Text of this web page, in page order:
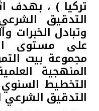
ألمانيا
ماليزيا
تركيا
تركيا ) ، بهدف
التدقيق
وتبادل الخبرات
على مستوى
مجموعة بيت
المنهجية
التخطيط السنوي
التدقيق الشرعي